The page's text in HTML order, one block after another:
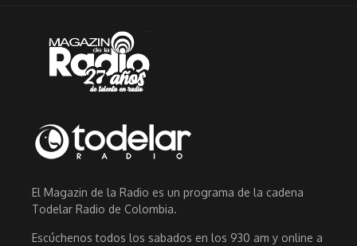
El Magazin de la Radio es un programa de la cadena
Todelar Radio de Colombia.
Escúchenos todos los sabados en los 930 am y online a